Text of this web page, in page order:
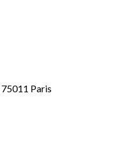
Paris